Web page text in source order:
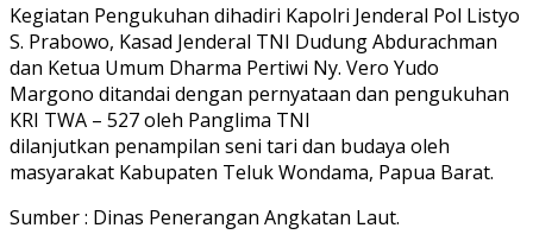
Kegiatan Pengukuhan dihadiri Kapolri Jenderal Pol Listyo
S. Prabowo, Kasad Jenderal TNI Dudung Abdurachman
dan Ketua Umum Dharma Pertiwi Ny. Vero Yudo
Margono ditandai dengan pernyataan dan pengukuhan
KRI TWA – 527 oleh Panglima TNI
dilanjutkan penampilan seni tari dan budaya oleh
masyarakat Kabupaten Teluk Wondama, Papua Barat.
Sumber : Dinas Penerangan Angkatan Laut.